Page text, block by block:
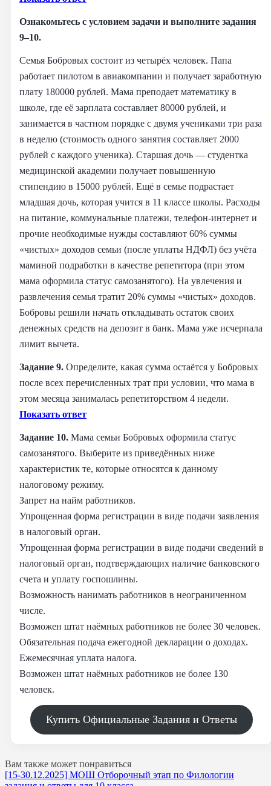
Ознакомьтесь с условием задачи и выполните задания
9–10.
Семья Бобровых состоит из четырёх человек. Папа
работает пилотом в авиакомпании и получает заработную
плату 180000 рублей. Мама преподает математику в
школе, где её зарплата составляет 80000 рублей, и
занимается в частном порядке с двумя учениками три раза
в неделю (стоимость одного занятия составляет 2000
рублей с каждого ученика). Старшая дочь — студентка
медицинской академии получает повышенную
стипендию в 15000 рублей. Ещё в семье подрастает
младшая дочь, которая учится в 11 классе школы. Расходы
на питание, коммунальные платежи, телефон-интернет и
прочие необходимые нужды составляют 60% суммы
«чистых» доходов семьи (после уплаты НДФЛ) без учёта
маминой подработки в качестве репетитора (при этом
мама оформила статус самозанятого). На увлечения и
развлечения семья тратит 20% суммы «чистых» доходов.
Бобровы решили начать откладывать остаток своих
денежных средств на депозит в банк. Мама уже исчерпала
лимит вычета.
Задание 9. Определите, какая сумма остаётся у Бобровых
после всех перечисленных трат при условии, что мама в
этом месяца занималась репетиторством 4 недели.
Показать ответ
Задание 10. Мама семьи Бобровых оформила статус
самозанятого. Выберите из приведённых ниже
характеристик те, которые относятся к данному
налоговому режиму.
Запрет на найм работников.
Упрощенная форма регистрации в виде подачи заявления
в налоговый орган.
Упрощенная форма регистрации в виде подачи сведений в
налоговый орган, подтверждающих наличие банковского
счета и уплату госпошлины.
Возможность нанимать работников в неограниченном
числе.
Возможен штат наёмных работников не более 30 человек.
Обязательная подача ежегодной декларации о доходах.
Ежемесячная уплата налога.
Возможен штат наёмных работников не более 130
человек.
Купить Официальные Задания и Ответы
Вам также может понравиться
[15-30.12.2025] МОШ Отборочный этап по Филологии